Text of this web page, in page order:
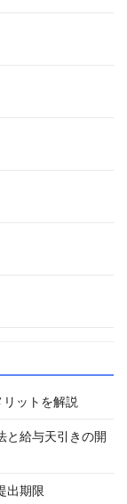
ットを解説
と給与天引きの開
出期限